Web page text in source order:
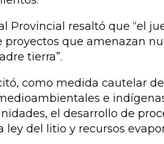
Provincial resaltó que “el
que amenazan
tierra”.
como medida cautelar
e
el desarrollo de
del litio y recursos